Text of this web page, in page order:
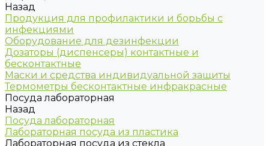
Назад
Продукция для профилактики и борьбы с
инфекциями
Оборудование для дезинфекции
Дозаторы (диспенсеры) контактные и
бесконтактные
Маски и средства индивидуальной защиты
Термометры бесконтактные инфракрасные
Посуда лабораторная
Назад
Посуда лабораторная
Лабораторная посуда из пластика
Лабораторная посуда из стекла